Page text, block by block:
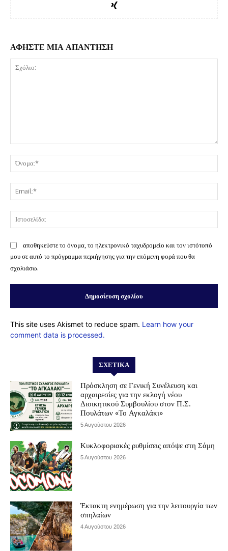
ΑΦΗΣΤΕ ΜΙΑ ΑΠΑΝΤΗΣΗ
αποθηκεύστε το όνομα, το ηλεκτρονικό ταχυδρομείο και τον ιστότοπό
μου σε αυτό το πρόγραμμα περιήγησης για την επόμενη φορά που θα
σχολιάσω.
This site uses Akismet to reduce spam. Learn how your
comment data is processed.
ΣΧΕΤΙΚΆ
Πρόσκληση σε Γενική Συνέλευση και
αρχαιρεσίες για την εκλογή νέου
Διοικητικού Συμβουλίου στον Π.Σ.
Πουλάτων «Το Αγκαλάκι»
5 Αυγούστου 2026
Κυκλοφοριακές ρυθμίσεις απόψε στη Σάμη
5 Αυγούστου 2026
Έκτακτη ενημέρωση για την λειτουργία των
σπηλαίων
4 Αυγούστου 2026